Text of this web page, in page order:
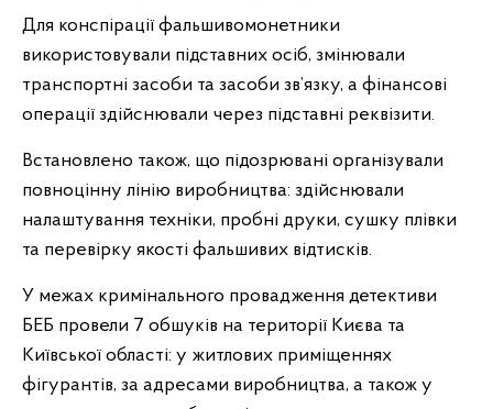
Для конспірації фальшивомонетники
використовували підставних осіб, змінювали
транспортні засоби та засоби зв’язку, а фінансові
операції здійснювали через підставні реквізити.
Встановлено також, що підозрювані організували
повноцінну лінію виробництва: здійснювали
налаштування техніки, пробні друки, сушку плівки
та перевірку якості фальшивих відтисків.
У межах кримінального провадження детективи
БЕБ провели 7 обшуків на території Києва та
Київської області: у житлових приміщеннях
фігурантів, за адресами виробництва, а також у